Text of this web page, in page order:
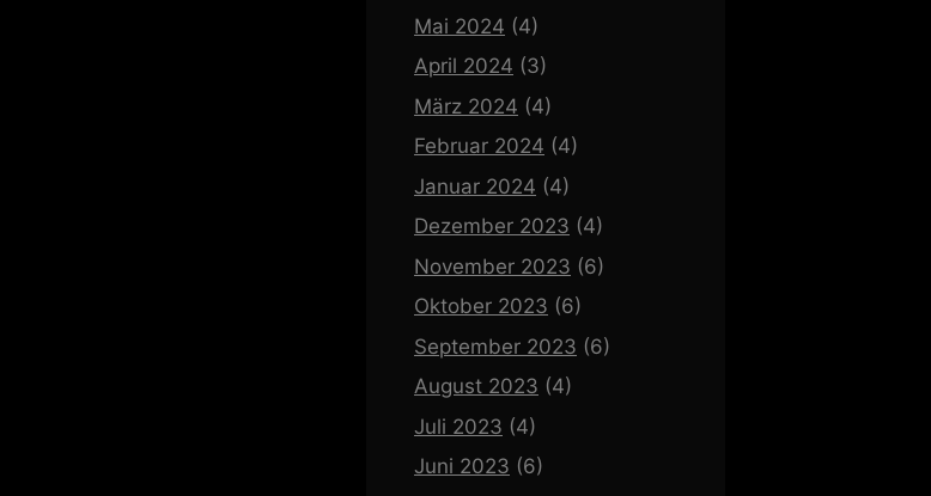
Mai 2024 (4)
April 2024 (3)
März 2024 (4)
Februar 2024 (4)
Januar 2024 (4)
Dezember 2023 (4)
November 2023 (6)
Oktober 2023 (6)
September 2023 (6)
August 2023 (4)
Juli 2023 (4)
Juni 2023 (6)